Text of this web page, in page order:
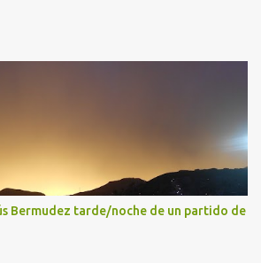
Bermudez tarde/noche de un partido de